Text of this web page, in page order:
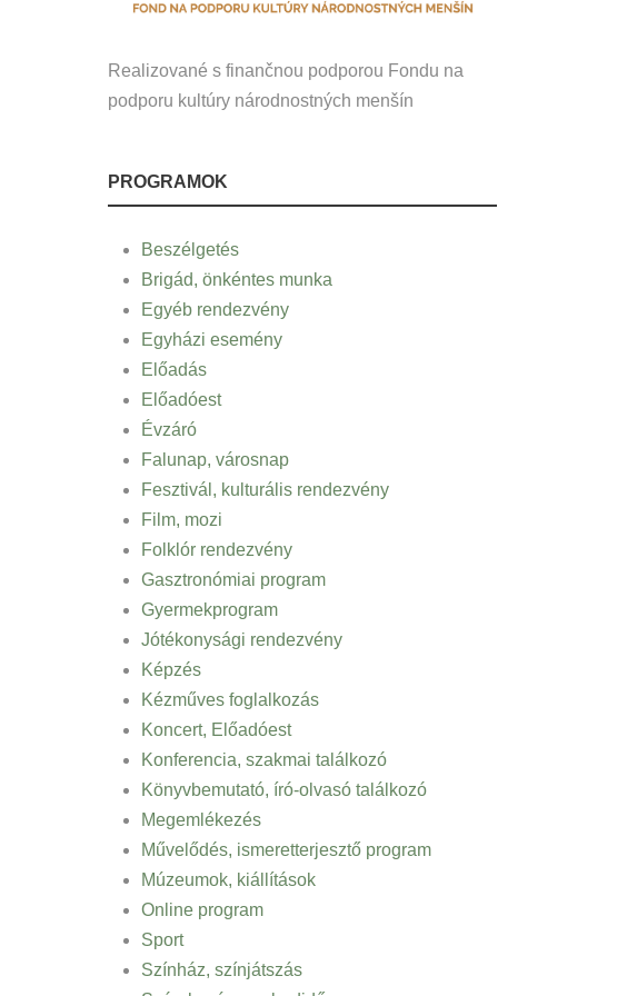
Realizované s finančnou podporou Fondu na
podporu kultúry národnostných menšín
PROGRAMOK
Beszélgetés
Brigád, önkéntes munka
Egyéb rendezvény
Egyházi esemény
Előadás
Előadóest
Évzáró
Falunap, városnap
Fesztivál, kulturális rendezvény
Film, mozi
Folklór rendezvény
Gasztronómiai program
Gyermekprogram
Jótékonysági rendezvény
Képzés
Kézműves foglalkozás
Koncert, Előadóest
Konferencia, szakmai találkozó
Könyvbemutató, író-olvasó találkozó
Megemlékezés
Művelődés, ismeretterjesztő program
Múzeumok, kiállítások
Online program
Sport
Színház, színjátszás